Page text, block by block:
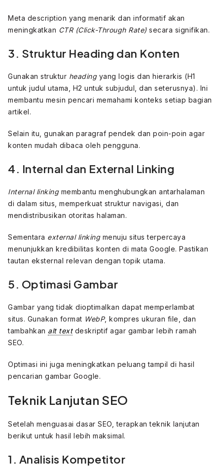
Meta description yang menarik dan informatif akan
meningkatkan CTR (Click-Through Rate) secara signifikan.
3. Struktur Heading dan Konten
Gunakan struktur headingyang logis dan hierarkis (H1
untuk judul utama, H2 untuk subjudul, dan seterusnya). Ini
membantu mesin pencari memahami konteks setiap bagian
artikel.
Selain itu, gunakan paragraf pendek dan poin-poin agar
konten mudah dibaca oleh pengguna.
4. Internal dan External Linking
Internal linkingmembantu menghubungkan antarhalaman
di dalam situs, memperkuat struktur navigasi, dan
mendistribusikan otoritas halaman.
Sementara external linkingmenuju situs terpercaya
menunjukkan kredibilitas konten di mata Google. Pastikan
tautan eksternal relevan dengan topik utama.
5. Optimasi Gambar
Gambar yang tidak dioptimalkan dapat memperlambat
situs. Gunakan format WebP, kompres ukuran file, dan
tambahkan alt textdeskriptif agar gambar lebih ramah
SEO.
Optimasi ini juga meningkatkan peluang tampil di hasil
pencarian gambar Google.
Teknik Lanjutan SEO
Setelah menguasai dasar SEO, terapkan teknik lanjutan
berikut untuk hasil lebih maksimal.
1. Analisis Kompetitor